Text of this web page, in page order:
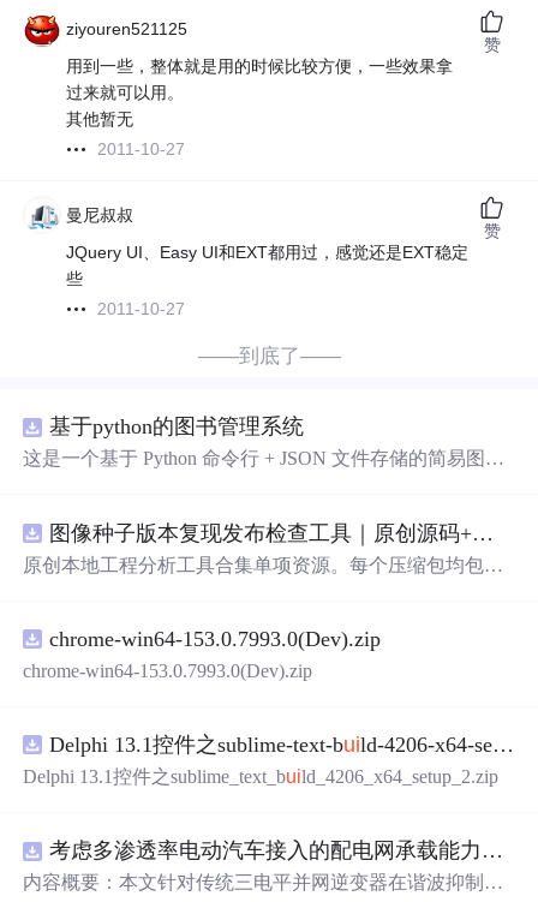
ziyouren521125
用到一些，整体就是用的时候比较方便，一些效果拿
过来就可以用。
其他暂无
2011-10-27
赞
曼尼叔叔
JQuery UI、Easy UI和EXT都用过，感觉还是EXT稳定
些
2011-10-27
赞
——到底了——
基于python的图书管理系统
这是一个基于 Python 命令行 + JSON 文件存储的简易图书
添加、删除、修改、搜索（按书名/作者/ISBN），每本书
记录馆藏总数和当前可借数量。 学生管理：支持学生信息
过借阅上限、是否重复借阅；还书时自动判断是否逾期
（期限 30 天）；支持查看全部借阅记录、逾期记录和某人
→ 业务层 → 界面层），职责清晰，易于扩展或替换（比
如把 JSON 换成数据库只需改 storage.py）；数据保存在本
地 data/ 目录的 JSON 文件中，关闭程序数据不丢失
图像种子版本复现发布检查工具｜原创源码+测试+离线报告
原创本地工程分析工具合集单项资源。每个压缩包均包含
行效果图、README、运行说明、功能清单、MIT License
及原创授权声明。Node.js 18+ 可直接运行，零第三方运行
chrome-win64-153.0.7993.0(Dev).zip
chrome-win64-153.0.7993.0(Dev).zip
Delphi 13.1控件之sublime-text-build-4206-x64-setup-2.zip
Delphi 13.1控件之sublime_text_build_4206_x64_setup_2.zip
考虑多渗透率电动汽车接入的配电网承载能力评估研究（Matlab代码实现）
内容概要：本文针对传统三电平并网逆变器在谐波抑制、